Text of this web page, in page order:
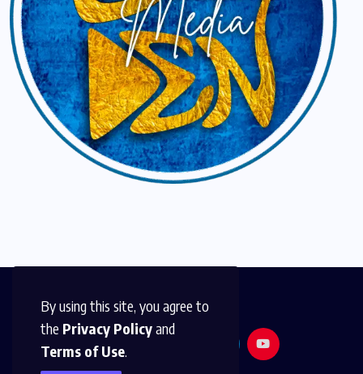
By using this site, you agree to
the Privacy Policyand
Terms of Use.